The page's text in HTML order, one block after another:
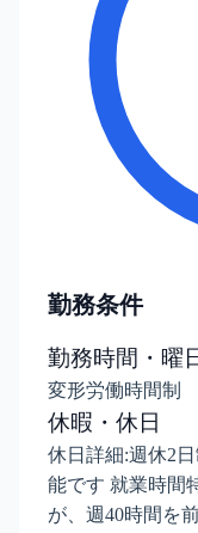
勤務条件
勤務時間・曜
変形労働時間制
休暇・休日
休日詳細:週休2
能です 就業時間
が、週40時間を